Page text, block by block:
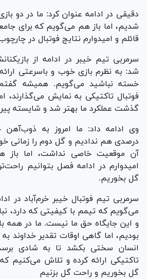
دقیقی در ادامه عنوان کرد: ما در دو
شدیم، اما باز هم می‌گویم که برای
قائلم و امیدوارم نتایج فوتبال در
سرمربی تیم خیبر در ادامه از
شد: به نظرم بازی خوب و باسرعتی ارائه
خسته نباشید می‌گویم. همیشه
فوتبال تاکتیکی به نمایش می‌گذارند،
گذشت عملکرد ما بهتر شد و شایسته
درصدی هم ندادیم و گل دوم را زمانی
آن موقعیت خاصی نداشت، اما باز
امیدوارم در ادامه فصل بتوانیم
گل بخوریم.
سرمربی تیم فوتبال خیبر خرم‌آباد در
می‌گویم که تیمم با کیفیتی که دارد،
و این جایگاه حق ما نیست. ما در همه
بودیم، اما گاهی اوقات تقدیر خداوند
انسان سختی بکشد تا به شادی
تاکتیکی ارائه کرده و تلاش می‌کنیم
گل بخوریم و راحت گل بزنیم